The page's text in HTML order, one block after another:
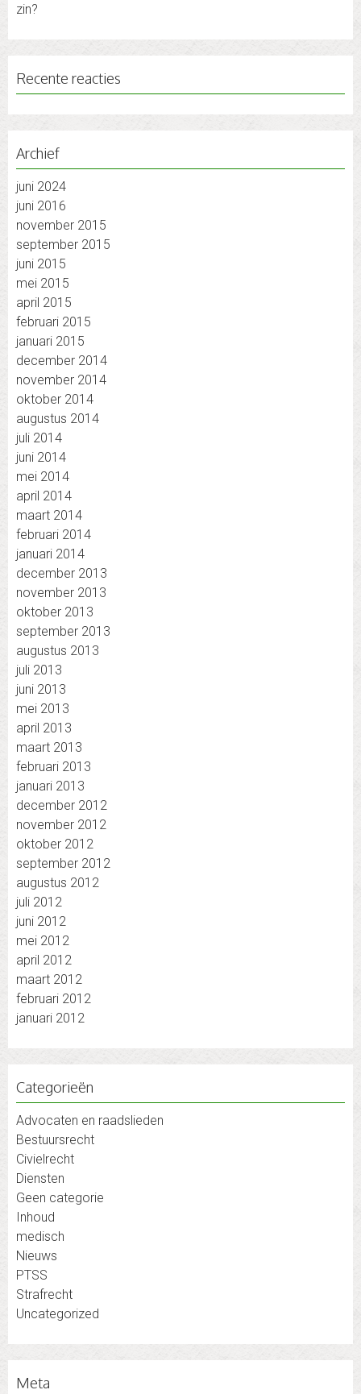
zin?
Recente reacties
Archief
juni 2024
juni 2016
november 2015
september 2015
juni 2015
mei 2015
april 2015
februari 2015
januari 2015
december 2014
november 2014
oktober 2014
augustus 2014
juli 2014
juni 2014
mei 2014
april 2014
maart 2014
februari 2014
januari 2014
december 2013
november 2013
oktober 2013
september 2013
augustus 2013
juli 2013
juni 2013
mei 2013
april 2013
maart 2013
februari 2013
januari 2013
december 2012
november 2012
oktober 2012
september 2012
augustus 2012
juli 2012
juni 2012
mei 2012
april 2012
maart 2012
februari 2012
januari 2012
Categorieën
Advocaten en raadslieden
Bestuursrecht
Civielrecht
Diensten
Geen categorie
Inhoud
medisch
Nieuws
PTSS
Strafrecht
Uncategorized
Meta